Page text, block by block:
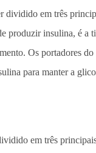
em três